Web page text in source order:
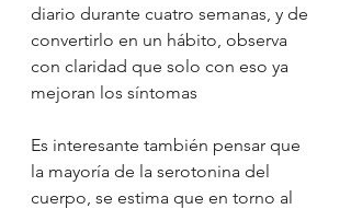
diario durante cuatro semanas, y de
convertirlo en un hábito, observa
con claridad que solo con eso ya
mejoran los síntomas
Es interesante también pensar que
la mayoría de la serotonina del
cuerpo, se estima que en torno al